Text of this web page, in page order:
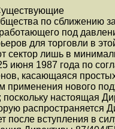
по сближению
под
для торговли в
сектор лишь в
июня 1987 года по
касающаяся
применения нового
настоящая
распространяется
после вступления в